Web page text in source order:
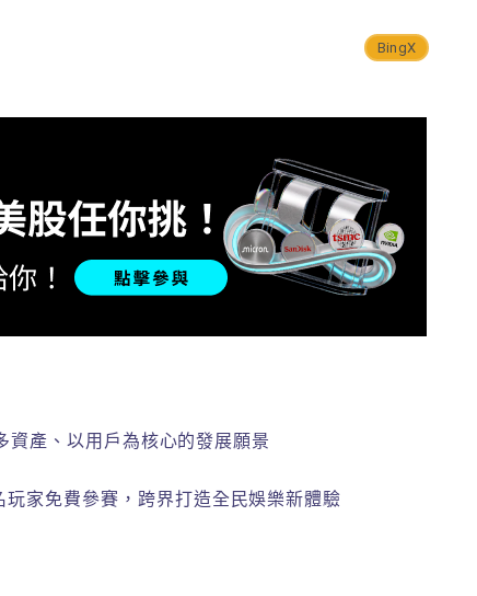
BingX
產、以用戶為核心的發展願景
家免費參賽，跨界打造全民娛樂新體驗